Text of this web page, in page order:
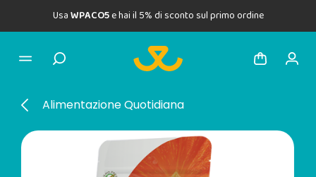
UsaWPACO5e hai il 5% di sconto sul primo ordine
Alimentazione Quotidiana